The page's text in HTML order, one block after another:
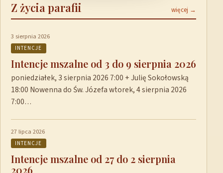
Z życia parafii więcej →
3 sierpnia 2026
INTENCJE
Intencje mszalne od 3 do 9 sierpnia 2026
poniedziałek, 3 sierpnia 2026 7:00 + Julię Sokołowską
18:00 Nowenna do Św. Józefa wtorek, 4 sierpnia 2026
7:00…
27 lipca 2026
INTENCJE
Intencje mszalne od 27 do 2 sierpnia
2026